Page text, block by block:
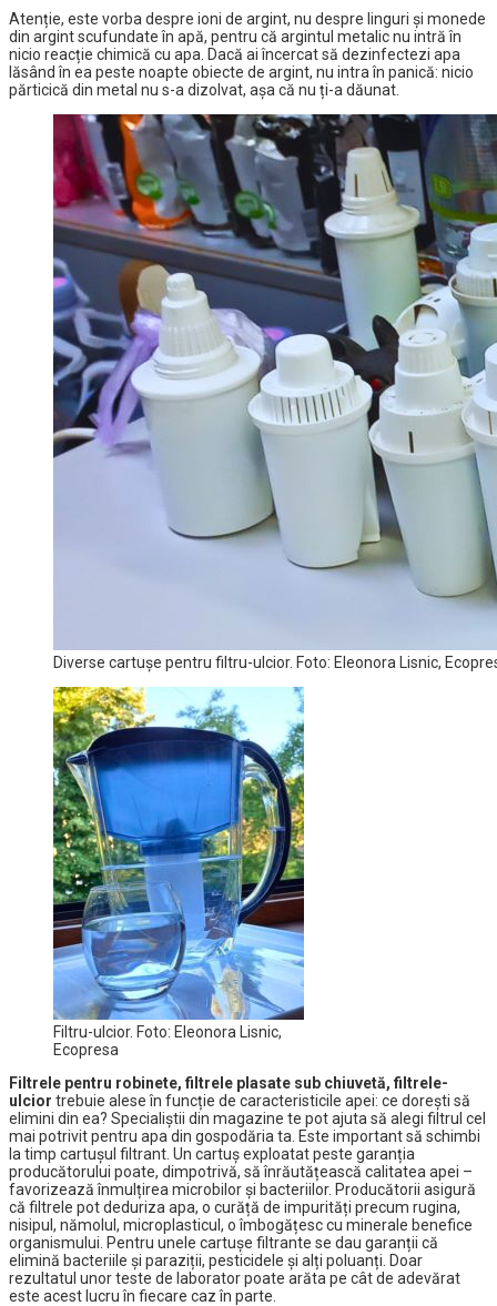
Atenție, este vorba despre ioni de argint, nu despre linguri și monede
din argint scufundate în apă, pentru că argintul metalic nu intră în
nicio reacție chimică cu apa. Dacă ai încercat să dezinfectezi apa
lăsând în ea peste noapte obiecte de argint, nu intra în panică: nicio
părticică din metal nu s-a dizolvat, așa că nu ți-a dăunat.
Diverse cartușe pentru filtru-ulcior. Foto: Eleonora Lisnic,
Filtru-ulcior. Foto: Eleonora Lisnic,
Ecopresa
Filtrele pentru robinete, filtrele plasate sub chiuvetă, filtrele-
ulcior trebuie alese în funcție de caracteristicile apei: ce dorești să
elimini din ea? Specialiștii din magazine te pot ajuta să alegi filtrul cel
mai potrivit pentru apa din gospodăria ta. Este important să schimbi
la timp cartușul filtrant. Un cartuș exploatat peste garanția
producătorului poate, dimpotrivă, să înrăutățească calitatea apei –
favorizează înmulțirea microbilor și bacteriilor. Producătorii asigură
că filtrele pot deduriza apa, o curăță de impurități precum rugina,
nisipul, nămolul, microplasticul, o îmbogățesc cu minerale benefice
organismului. Pentru unele cartușe filtrante se dau garanții că
elimină bacteriile și paraziții, pesticidele și alți poluanți. Doar
rezultatul unor teste de laborator poate arăta pe cât de adevărat
este acest lucru în fiecare caz în parte.